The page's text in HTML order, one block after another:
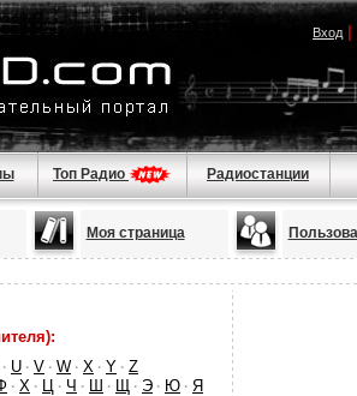
Вход|
Топ Радио Радиостанции
Моя страница
· U · V · W · X · Y · Z
· Х · Ц · Ч · Ш · Щ · Э · Ю · Я